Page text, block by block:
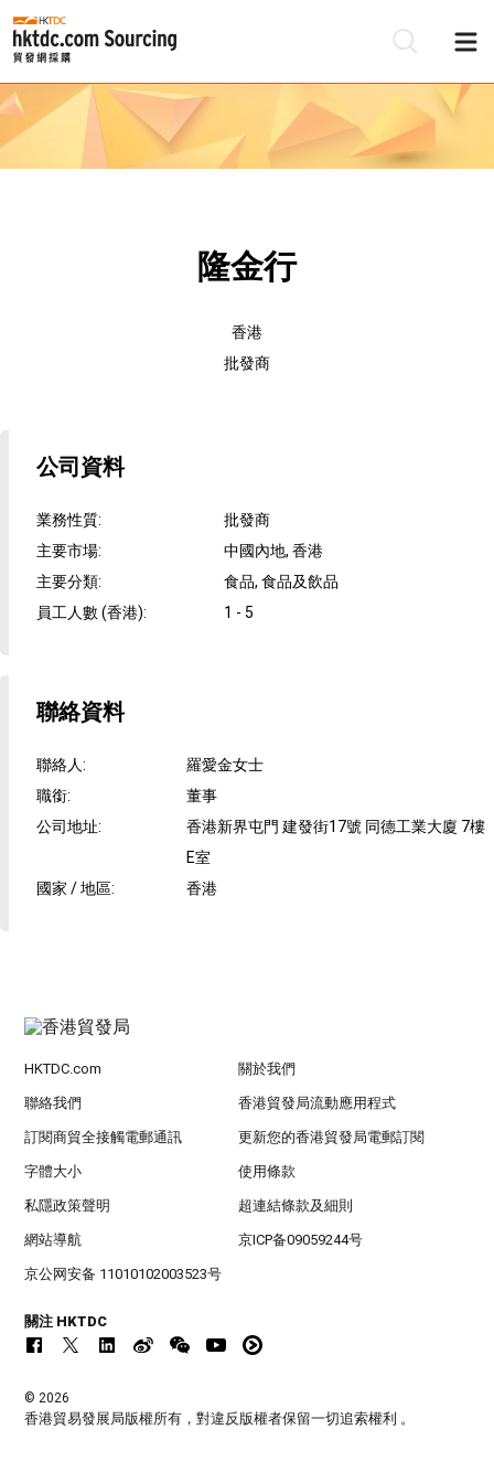
隆金行
香港
批發商
公司資料
業務性質:
批發商
主要市場:
中國內地, 香港
主要分類:
食品, 食品及飲品
員工人數 (香港): 1 - 5
聯絡資料
聯絡人:
羅愛金女士
職銜:
董事
公司地址:
香港新界屯門 建發街17號 同德工業大廈 7樓
E室
國家 / 地區: 香港
HKTDC.com 關於我們
聯絡我們 香港貿發局流動應用程式
訂閱商貿全接觸電郵通訊 更新您的香港貿發局電郵訂閱
字體大小 使用條款
私隱政策聲明 超連結條款及細則
網站導航 京ICP备09059244号
京公网安备 11010102003523号
關注 HKTDC
© 2026
香港貿易發展局版權所有，對違反版權者保留一切追索權利 。